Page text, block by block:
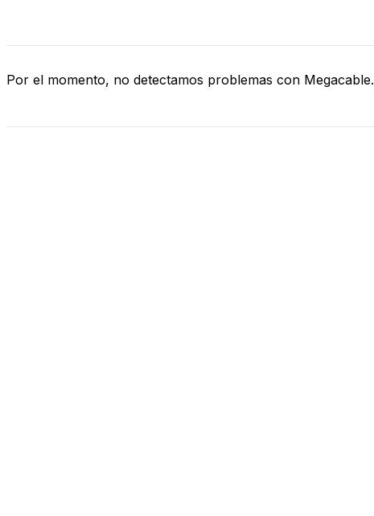
Por el momento, no detectamos problemas con Megacable.